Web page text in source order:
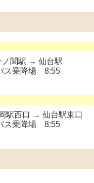
関駅 → 仙台駅
ス乗降場 8:55
駅西口 → 仙台駅東口
ス乗降場 8:55